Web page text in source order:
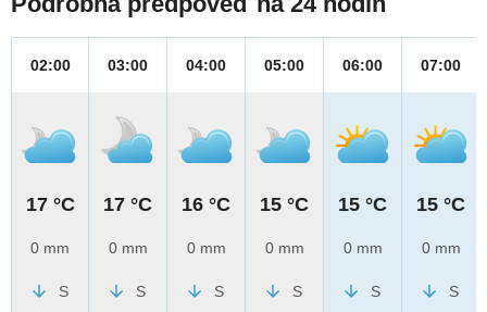
02:00
17 °C
0 mm
S
03:00
17 °C
0 mm
S
04:00
16 °C
0 mm
S
05:00
15 °C
0 mm
S
06:00
15 °C
0 mm
S
07:00
15 °C
0 mm
S